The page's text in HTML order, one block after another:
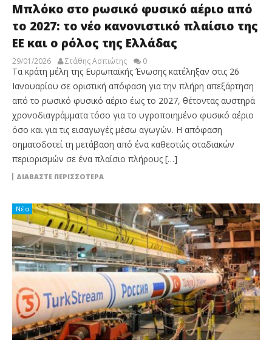
Μπλόκο στο ρωσικό φυσικό αέριο από
το 2027: το νέο κανονιστικό πλαίσιο της
ΕΕ και ο ρόλος της Ελλάδας
29/01/2026 Στάθης Ασπιώτης 0
Τα κράτη μέλη της Ευρωπαϊκής Ένωσης κατέληξαν στις 26
Ιανουαρίου σε οριστική απόφαση για την πλήρη απεξάρτηση
από το ρωσικό φυσικό αέριο έως το 2027, θέτοντας αυστηρά
χρονοδιαγράμματα τόσο για το υγροποιημένο φυσικό αέριο
όσο και για τις εισαγωγές μέσω αγωγών. Η απόφαση
σηματοδοτεί τη μετάβαση από ένα καθεστώς σταδιακών
περιορισμών σε ένα πλαίσιο πλήρους […]
ΔΙΑΒΆΣΤΕ ΠΕΡΙΣΣΌΤΕΡΑ
Νέα